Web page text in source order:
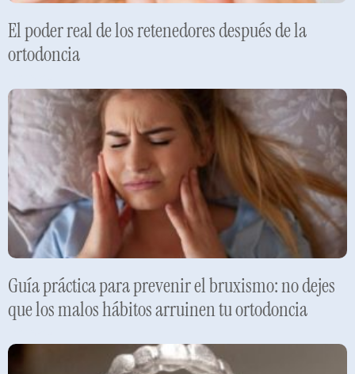
El poder real de los retenedores después de la
ortodoncia
Guía práctica para prevenir el bruxismo: no dejes
que los malos hábitos arruinen tu ortodoncia